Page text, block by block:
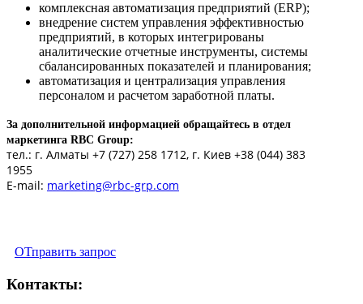
комплексная автоматизация предприятий (ERP);
внедрение систем управления эффективностью
предприятий, в которых интегрированы
аналитические отчетные инструменты, системы
сбалансированных показателей и планирования;
автоматизация и централизация управления
персоналом и расчетом заработной платы.
За дополнительной информацией обращайтесь в отдел
маркетинга RBC Group:
тел.: г. Алматы +7 (727) 258 1712, г. Киев +38 (044) 383
1955
Е-mail: marketing@rbc-grp.com
ОТправить запрос
Контакты: